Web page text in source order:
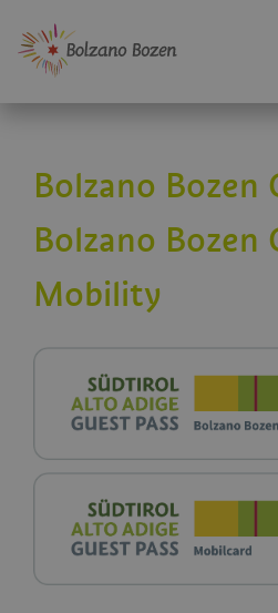
Bolzano Bozen
Bolzano Bozen
Mobility